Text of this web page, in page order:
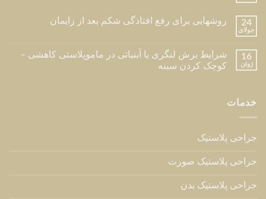
24
جولای
روشهایی برای رفع افتادگی شکم بعد از زایمان
16
ژوئن
شرایط برش لنگری یا آبنباتی در ماموپلاستی کاهشی –
کوچک کردن سینه
خدمات
جراحی پلاستیک
جراحی پلاستیک صورت
جراحی پلاستیک بدن